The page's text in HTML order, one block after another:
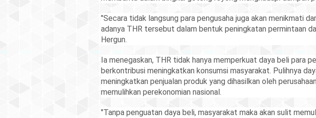
"Secara tidak langsung para pengusaha juga akan menikmati
adanya THR tersebut dalam bentuk peningkatan permintaan
Hergun.
Ia menegaskan, THR tidak hanya memperkuat daya beli para
berkontribusi meningkatkan konsumsi masyarakat. Pulihnya
meningkatkan penjualan produk yang dihasilkan oleh
memulihkan perekonomian nasional.
"Tanpa penguatan daya beli, masyarakat maka akan sulit